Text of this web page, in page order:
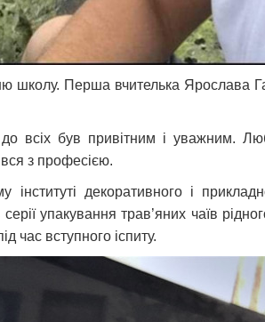
школу. Перша вчителька Ярослава
всіх був привітним і уважним.
з професією.
декоративного і
упакування трав’яних чаїв
час вступного іспиту.